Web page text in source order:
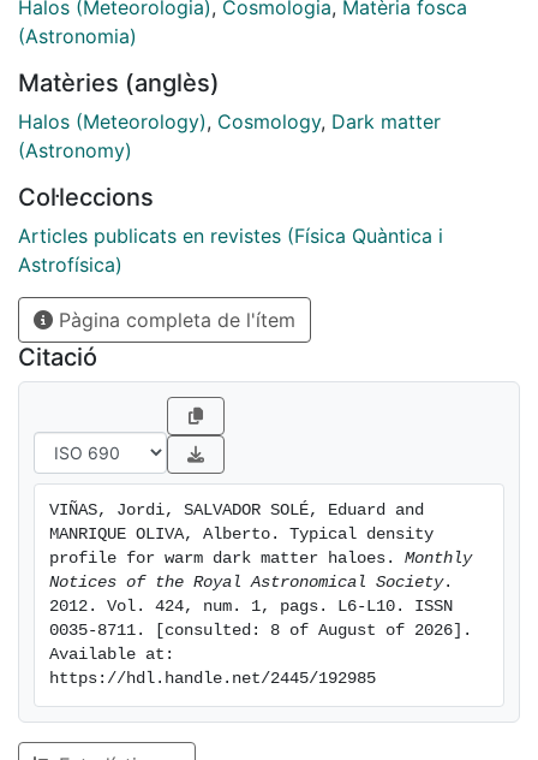
small radii, as expected from the effects of the
however, because the non-null particle velocity yields
the fragmentation of minimum mass protohaloes in
small nodes, which invalidates the model at the
Halos (Meteorologia), Cosmologia, Matèria fosca
(Astronomia)
Matèries (anglès)
Halos (Meteorology), Cosmology, Dark matter
(Astronomy)
Col·leccions
Articles publicats en revistes (Física Quàntica i
Astrofísica)
Pàgina completa de l'ítem
Citació
VIÑAS, Jordi, SALVADOR SOLÉ, Eduard and
MANRIQUE OLIVA, Alberto. Typical density
profile for warm dark matter haloes. Monthly
Notices of the Royal Astronomical Society.
2012. Vol. 424, num. 1, pags. L6-L10. ISSN
0035-8711. [consulted: 8 of August of 2026].
Available at:
https://hdl.handle.net/2445/192985